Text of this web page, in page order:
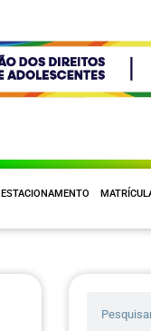
ESTACIONAMENTO